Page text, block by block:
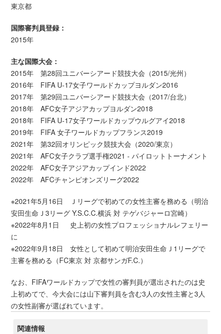
東京都
国際審判員登録：
2015年
主な国際大会：
2015年 第28回ユニバーシアード競技大会（2015/光州）
2016年 FIFA U-17女子ワールドカップヨルダン2016
2017年 第29回ユニバーシアード競技大会（2017/台北）
2018年 AFC女子アジアカップヨルダン2018
2018年 FIFA U-17女子ワールドカップウルグアイ2018
2019年 FIFA 女子ワールドカップフランス2019
2021年 第32回オリンピック競技大会（2020/東京）
2021年 AFC女子クラブ選手権2021 - パイロットトーナメント
2022年 AFC女子アジアカップインド2022
2022年 AFCチャンピオンズリーグ2022
※2021年5月16日 Ｊリーグで初めての女性主審を務める（明治
安田生命Ｊ3リーグ Y.S.C.C.横浜 対 テゲバジャーロ宮崎）
※2022年8月1日 史上初の女性プロフェッショナルレフェリー
に
※2022年9月18日 女性として初めて明治安田生命Ｊ1リーグで
主審を務める（FC東京 対 京都サンガF.C.）
なお、FIFAワールドカップで女性の審判員が選出されたのは史
上初めてで、今大会には山下審判員を含む3人の女性主審と3人
の女性副審が選ばれています。
関連情報